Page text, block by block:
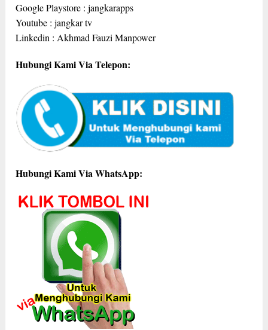
Google Playstore : jangkarapps
Youtube : jangkar tv
Linkedin : Akhmad Fauzi Manpower
Hubungi Kami Via Telepon:
Hubungi Kami Via WhatsApp: